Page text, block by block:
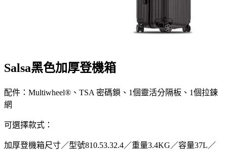
Salsa黑色加厚登機箱
配件：Multiwheel®、TSA 密碼鎖、1個靈活分隔板、1個拉鍊
網
可選擇款式：
加厚登機箱尺寸／型號810.53.32.4／重量3.4KG／容量37L／